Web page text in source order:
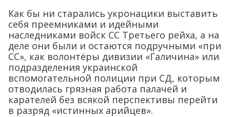
Как бы ни старались укронацики выставить
себя преемниками и идейными
наследниками войск СС Третьего рейха, а на
деле они были и остаются подручными «при
СС», как волонтёры дивизии «Галичина» или
подразделения украинской
вспомогательной полиции при СД, которым
отводилась грязная работа палачей и
карателей без всякой перспективы перейти
в разряд «истинных арийцев».